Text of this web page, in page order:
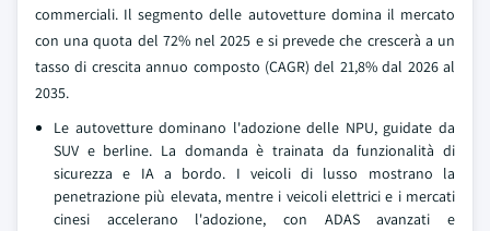
commerciali. Il segmento delle autovetture domina il mercato
con una quota del 72% nel 2025 e si prevede che crescerà a un
tasso di crescita annuo composto (CAGR) del 21,8% dal 2026 al
2035.
Le autovetture dominano l'adozione delle NPU, guidate da
SUV e berline. La domanda è trainata da funzionalità di
sicurezza e IA a bordo. I veicoli di lusso mostrano la
penetrazione più elevata, mentre i veicoli elettrici e i mercati
cinesi accelerano l'adozione, con ADAS avanzati e